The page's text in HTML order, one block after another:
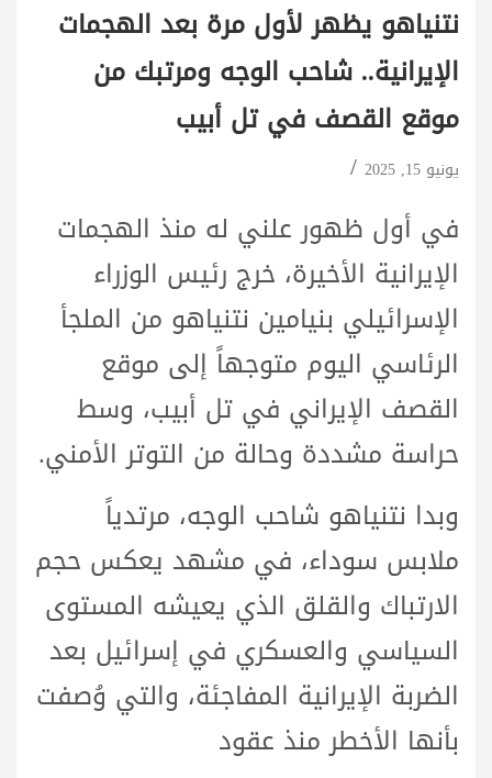
نتنياهو يظهر لأول مرة بعد الهجمات
الإيرانية.. شاحب الوجه ومرتبك من
موقع القصف في تل أبيب
يونيو 15, 2025
في أول ظهور علني له منذ الهجمات
الإيرانية الأخيرة، خرج رئيس الوزراء
الإسرائيلي بنيامين نتنياهو من الملجأ
الرئاسي اليوم متوجهاً إلى موقع
القصف الإيراني في تل أبيب، وسط
حراسة مشددة وحالة من التوتر الأمني.
وبدا نتنياهو شاحب الوجه، مرتدياً
ملابس سوداء، في مشهد يعكس حجم
الارتباك والقلق الذي يعيشه المستوى
السياسي والعسكري في إسرائيل بعد
الضربة الإيرانية المفاجئة، والتي وُصفت
بأنها الأخطر منذ عقود